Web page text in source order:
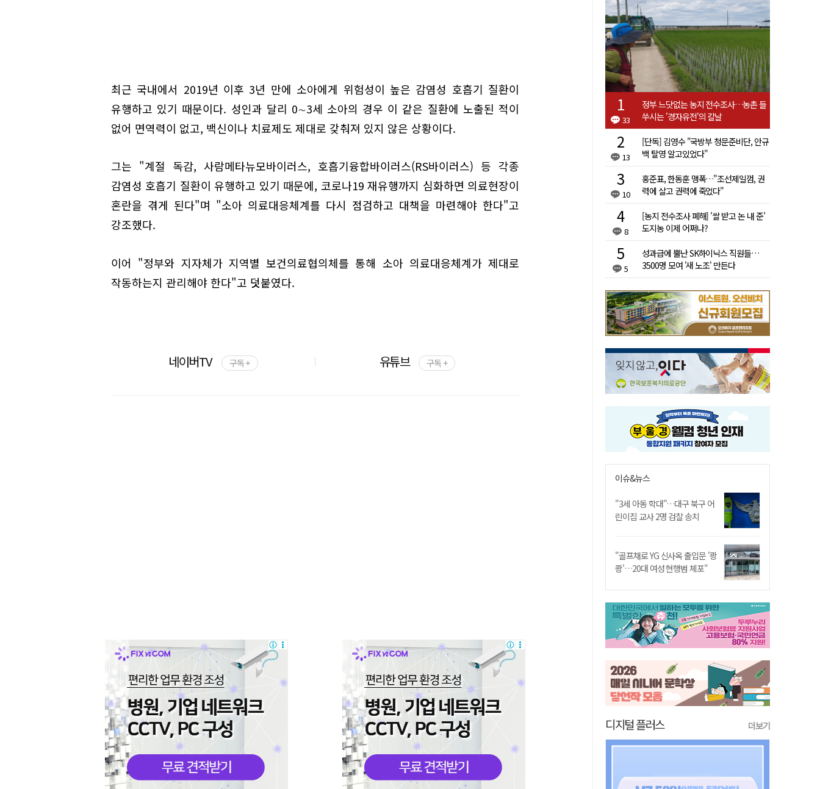
최근 국내에서 2019년 이후 3년 만에 소아에게 위험성이 높은 감염성 호흡기 질환이
유행하고 있기 때문이다. 성인과 달리 0∼3세 소아의 경우 이 같은 질환에 노출된 적이
없어 면역력이 없고, 백신이나 치료제도 제대로 갖춰져 있지 않은 상황이다.
그는 "계절 독감, 사람메타뉴모바이러스, 호흡기융합바이러스(RS바이러스) 등 각종
감염성 호흡기 질환이 유행하고 있기 때문에, 코로나19 재유행까지 심화하면 의료현장이
혼란을 겪게 된다"며 "소아 의료대응체계를 다시 점검하고 대책을 마련해야 한다"고
강조했다.
이어 "정부와 지자체가 지역별 보건의료협의체를 통해 소아 의료대응체계가 제대로
작동하는지 관리해야 한다"고 덧붙였다.
네이버TV 구독 + 유튜브 구독 +
33
정부 느닷없는 농지 전수조사…농촌 들
쑤시는 '경자유전'의 칼날
13
[단독] 김영수 "국방부 청문준비단, 안규
백 탈영 알고있었다"
10
홍준표, 한동훈 맹폭…"조선제일껌, 권
력에 살고 권력에 죽었다"
8
[농지 전수조사 폐해] '쌀 받고 논 내 준'
도지농 이제 어쩌나?
5
성과급에 뿔난 SK하이닉스 직원들…
3500명 모여 '새 노조' 만든다
이슈&뉴스
"3세 아동 학대"…대구 북구 어
린이집 교사 2명 검찰 송치
"골프채로 YG 신사옥 출입문 '쾅
쾅'…20대 여성 현행범 체포"
디지털 플러스 더보기